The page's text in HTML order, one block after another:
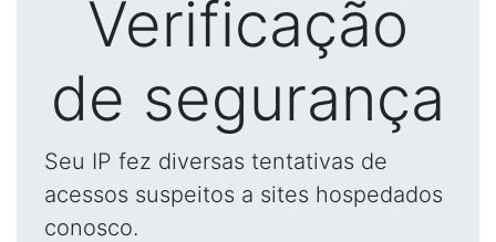
Verificação
de segurança
Seu IP fez diversas tentativas de
acessos suspeitos a sites hospedados
conosco.